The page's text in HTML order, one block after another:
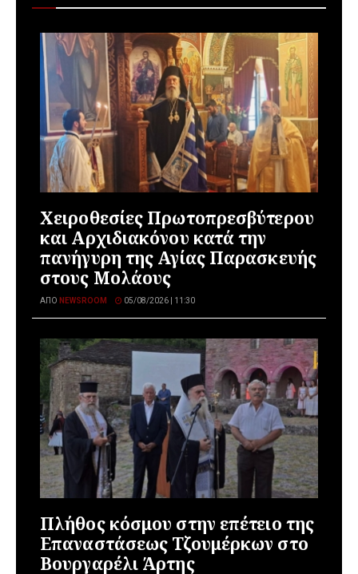
Χειροθεσίες Πρωτοπρεσβύτερου
και Αρχιδιακόνου κατά την
πανήγυρη της Αγίας Παρασκευής
στους Μολάους
ΑΠΌ NEWSROOM 05/08/2026 | 11:30
Πλήθος κόσμου στην επέτειο της
Επαναστάσεως Τζουμέρκων στο
Βουργαρέλι Άρτης